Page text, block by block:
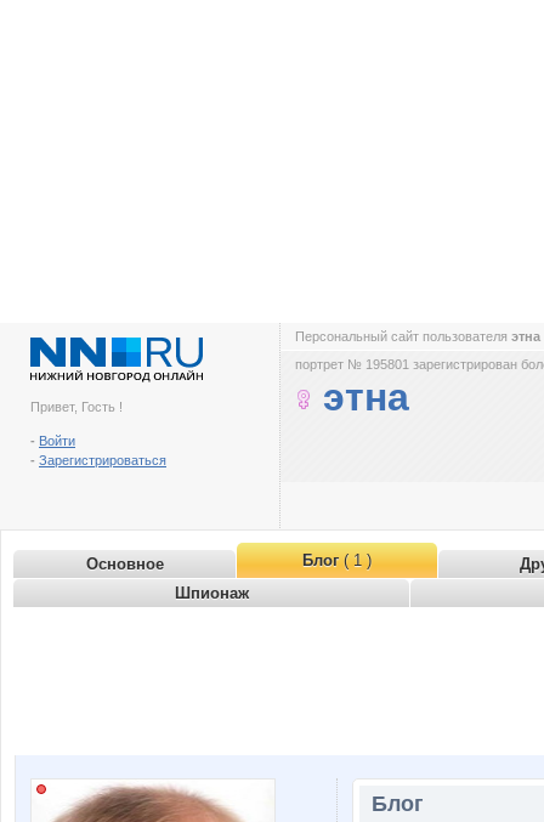
Привет, Гость !
- Войти
- Зарегистрироваться
Персональный сайт пользователя этна
портрет № 195801 зарегистрирован
этна
Основное Блог( 1 )
Шпионаж
Блог